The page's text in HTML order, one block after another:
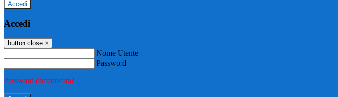
Accedi
Accedi
button close ×
Nome Utente
Password
Password dimenticata?